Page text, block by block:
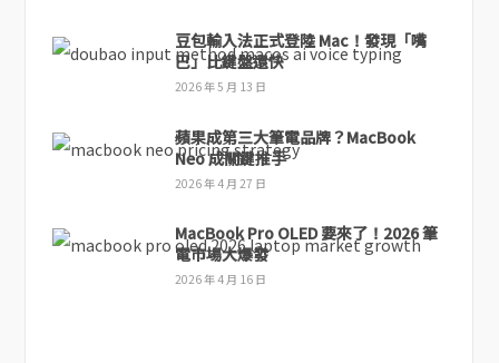
豆包輸入法正式登陸 Mac！發現「嘴
巴」比鍵盤還快
2026 年 5 月 13 日
蘋果成第三大筆電品牌？MacBook
Neo 成關鍵推手
2026 年 4 月 27 日
MacBook Pro OLED 要來了！2026 筆
電市場大爆發
2026 年 4 月 16 日